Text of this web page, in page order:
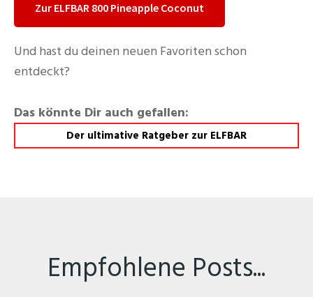
Zur ELFBAR 800 Pineapple Coconut
Und hast du deinen neuen Favoriten schon
entdeckt?
Das könnte Dir auch gefallen:
Der ultimative Ratgeber zur ELFBAR
Empfohlene Posts...